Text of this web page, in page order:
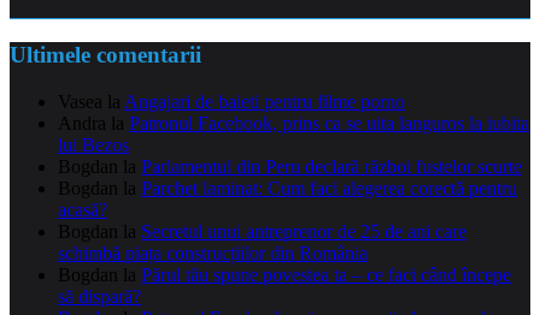
Ultimele comentarii
Vasea la Angajari de baieti pentru filme porno
Andra la Patronul Facebook, prins ca se uita languros la iubita
lui Bezos
Bogdan la Parlamentul din Peru declară război fustelor scurte
Bogdan la Parchet laminat: Cum faci alegerea corectă pentru
acasă?
Bogdan la Secretul unui antreprenor de 25 de ani care
schimbă piața construcțiilor din România
Bogdan la Părul tău spune povestea ta – ce faci când începe
să dispară?